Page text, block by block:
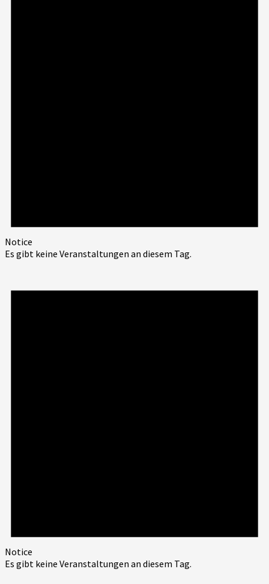
Notice
Es gibt keine Veranstaltungen an diesem Tag.
Notice
Es gibt keine Veranstaltungen an diesem Tag.